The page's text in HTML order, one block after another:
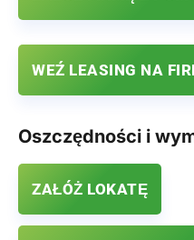
WEŹ LEASING NA
Oszczędności i
ZAŁÓŻ LOKATĘ